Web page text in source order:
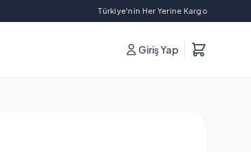
Türkiye'nin Her Yerine Kargo
Giriş Yap